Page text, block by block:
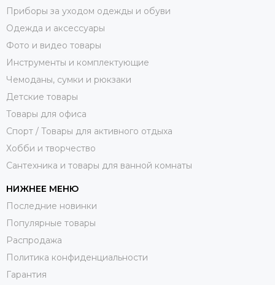
Приборы за уходом одежды и обуви
Одежда и аксессуары
Фото и видео товары
Инструменты и комплектующие
Чемоданы, сумки и рюкзаки
Детские товары
Товары для офиса
Спорт / Товары для активного отдыха
Хобби и творчество
Сантехника и товары для ванной комнаты
НИЖНЕЕ МЕНЮ
Последние новинки
Популярные товары
Распродажа
Политика конфиденциальности
Гарантия